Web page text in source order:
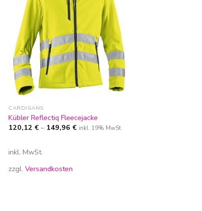
CARDIGANS
Kübler Reflectiq Fleecejacke
120,12 € – 149,96 € inkl. 19% MwSt
inkl. MwSt.
zzgl.Versandkosten